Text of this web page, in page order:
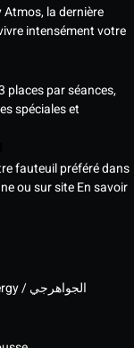
Atmos, la dernière
intensément votre
places par séances,
spéciales et
fauteuil préféré dans
ou sur siteEn savoir
El Gawahergy / الجواهرجي